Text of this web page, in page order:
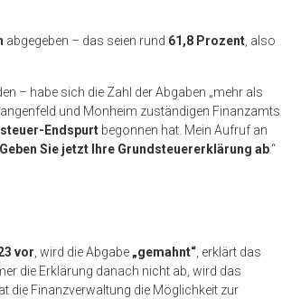
abgegeben – das seien rund 61,8 Prozent , also
– habe sich die Zahl der Abgaben „mehr als
und Monheim zuständigen Finanzamts
Endspurt begonnen hat. Mein Aufruf an
Geben Sie jetzt Ihre Grundsteuererklärung ab.“
vor , wird die Abgabe „gemahnt“ , erklärt das
die Erklärung danach nicht ab, wird das
die Finanzverwaltung die Möglichkeit zur